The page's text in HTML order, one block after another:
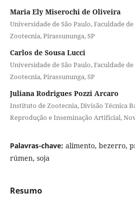
Maria Ely Miserochi de Oliveira
Universidade de São Paulo, Faculdade
Zootecnia, Pirassununga, SP
Carlos de Sousa Lucci
Universidade de São Paulo, Faculdade
Zootecnia, Pirassununga, SP
Juliana Rodrigues Pozzi Arcaro
Instituto de Zootecnia, Divisão Técnica
Reprodução e Inseminação Artificial,
Palavras-chave: alimento, bezerro,
rúmen, soja
Resumo